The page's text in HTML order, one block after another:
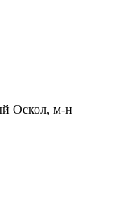
Оскол, м-н